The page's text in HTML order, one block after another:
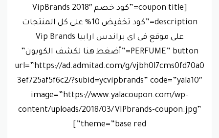
[coupon title=”كود خصم VipBrands 2018″
description=”كود تخفيض 10% على كل المنتجات
على موقع فى اى براندس ارابيا Vip Brands
PERFUME” button=”أضغط هنا لكشف الكوبون”
url=”https://ad.admitad.com/g/vjbh0l7cms0fd70a0
3ef725af5f6c2/?subid=ycvipbrands” code=”yala10″
image=”https://www.yalacoupon.com/wp-
content/uploads/2018/03/VIPbrands-coupon.jpg”
theme=”base red”]